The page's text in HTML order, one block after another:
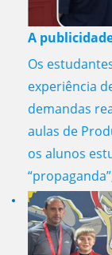
A
Os
experiência
demandas
aulas de
os alunos